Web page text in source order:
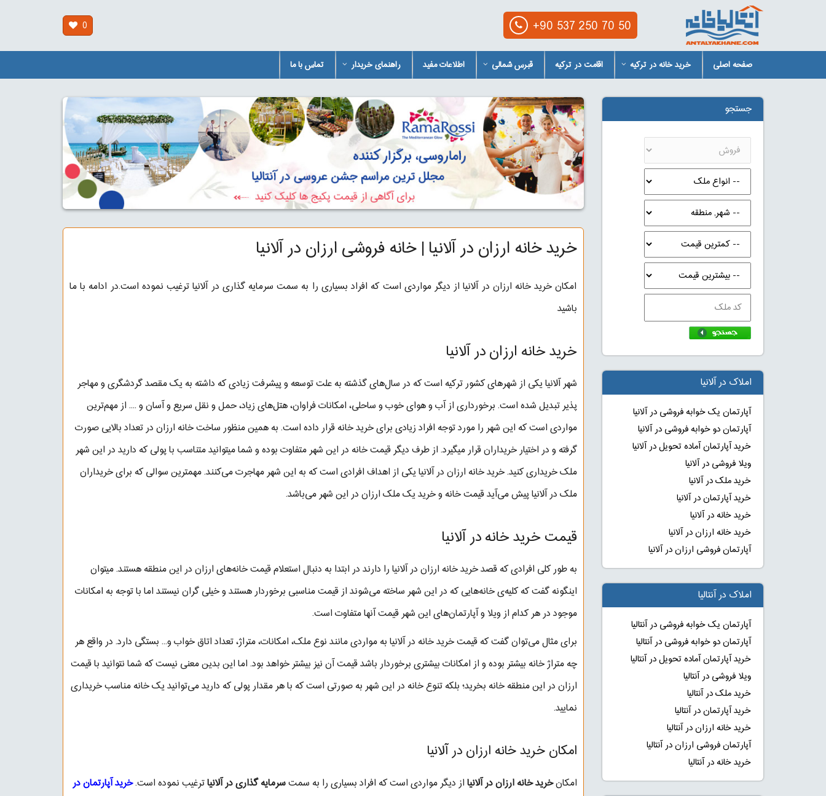
0 +90 537 250 70 50
صفحه اصلی خرید خانه در ترکیه اقامت در ترکیه قبرس شمالی اطلاعات مفید راهنمای خریدار تماس با ما
خرید خانه ارزان در آلانیا | خانه فروشی ارزان در آلانیا
امکان خرید خانه ارزان در آلانیا از دیگر مواردی است که افراد بسیاری را به سمت سرمایه گذاری در آلانیا ترغیب نموده است.در ادامه با ما
باشید
خرید خانه ارزان در آلانیا
شهر آلانیا یکی از شهرهای کشور ترکیه است که در سال‌های گذشته به علت توسعه و پیشرفت زیادی که داشته به یک مقصد گردشگری و مهاجر
پذیر تبدیل شده است. برخورداری از آب و هوای خوب و ساحلی، امکانات فراوان، هتل‌های زیاد، حمل و نقل سریع و آسان و .... از مهم‌ترین
مواردی است که این شهر را مورد توجه افراد زیادی برای خرید خانه قرار داده است. به همین منظور ساخت خانه ارزان در تعداد بالایی صورت
گرفته و در اختیار خریداران قرار میگیرد. از طرف دیگر قیمت خانه در این شهر متفاوت بوده و شما میتوانید متناسب با پولی که دارید در این شهر
ملک خریداری کنید. خرید خانه ارزان در آلانیا یکی از اهداف افرادی است که به این شهر مهاجرت می‌کنند. مهمترین سوالی که برای خریداران
ملک در آلانیا پیش می‌آید قیمت خانه و خرید یک ملک ارزان در این شهر می‌باشد.
قیمت خرید خانه در آلانیا
به طور کلی افرادی که قصد خرید خانه ارزان در آلانیا را دارند در ابتدا به دنبال استعلام قیمت خانه‌های ارزان در این منطقه هستند. میتوان
اینگونه گفت که کلیه‌ی خانه‌هایی که در این شهر ساخته می‌شوند از قیمت مناسبی برخوردار هستند و خیلی گران نیستند اما با توجه به امکانات
موجود در هر کدام از ویلا و آپارتمان‌های این شهر قیمت آنها متفاوت است.
برای مثال می‌توان گفت که قیمت خرید خانه در آلانیا به مواردی مانند نوع ملک، امکانات، متراژ، تعداد اتاق خواب و..‌. بستگی دارد‌. در واقع هر
چه متراژ خانه بیشتر بوده و از امکانات بیشتری برخوردار باشد قیمت آن نیز بیشتر خواهد بود. اما این بدین معنی نیست که شما نتوانید با قیمت
ارزان در این منطقه خانه بخرید؛ بلکه تنوع خانه در این شهر به صورتی است که با هر مقدار پولی که دارید می‌توانید یک خانه مناسب خریداری
نمایید.
امکان خرید خانه ارزان در آلانیا
امکانخریدخانه ارزان در آلانیااز دیگر مواردی است که افراد بسیاری را به سمتسرمایه گذاری در آلانیاترغیب نموده است.خرید آپارتمان در
جستجو
املاک در آلانیا
آپارتمان یک خوابه فروشی در آلانیا
آپارتمان دو خوابه فروشی در آلانیا
خرید آپارتمان آماده تحویل در آلانیا
ویلا فروشی در آلانیا
خرید ملک در آلانیا
خرید آپارتمان در آلانیا
خرید خانه در آلانیا
خرید خانه ارزان در آلانیا
آپارتمان فروشی ارزان در آلانیا
املاک در آنتالیا
آپارتمان یک خوابه فروشی در آنتالیا
آپارتمان دو خوابه فروشی در آنتالیا
خرید آپارتمان آماده تحویل در آنتالیا
ویلا فروشی در آنتالیا
خرید ملک در آنتالیا
خرید آپارتمان در آنتالیا
خرید خانه ارزان در آنتالیا
آپارتمان فروشی ارزان در آنتالیا
خرید خانه در آنتالیا